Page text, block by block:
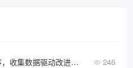
流程固化建立秩序，收集数据驱动改进：DevOps思维下的CMMI配置管理实践 246